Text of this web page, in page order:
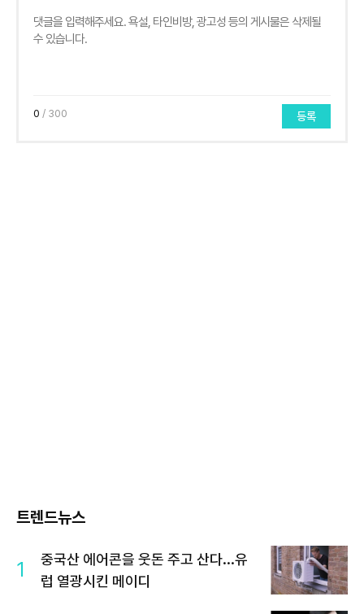
0 / 300 등록
트렌드뉴스
1
중국산 에어콘을 웃돈 주고 산다...유
럽 열광시킨 메이디